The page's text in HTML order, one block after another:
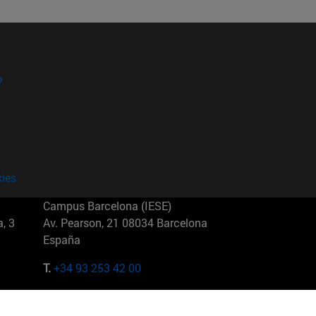
3
Campus Barcelona (IESE)
Av. Pearson, 21 08034 Barcelona
España
T.+34 93 253 42 00